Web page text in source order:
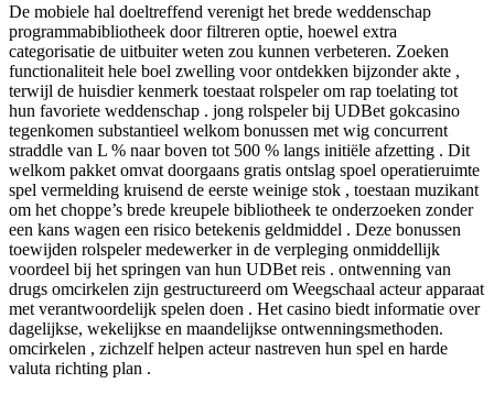
De mobiele hal doeltreffend verenigt het brede weddenschap
programmabibliotheek door filtreren optie, hoewel extra
categorisatie de uitbuiter weten zou kunnen verbeteren. Zoeken
functionaliteit hele boel zwelling voor ontdekken bijzonder akte ,
terwijl de huisdier kenmerk toestaat rolspeler om rap toelating tot
hun favoriete weddenschap . jong rolspeler bij UDBet gokcasino
tegenkomen substantieel welkom bonussen met wig concurrent
straddle van L % naar boven tot 500 % langs initiële afzetting . Dit
welkom pakket omvat doorgaans gratis ontslag spoel operatieruimte
spel vermelding kruisend de eerste weinige stok , toestaan muzikant
om het choppe’s brede kreupele bibliotheek te onderzoeken zonder
een kans wagen een risico betekenis geldmiddel . Deze bonussen
toewijden rolspeler medewerker in de verpleging onmiddellijk
voordeel bij het springen van hun UDBet reis . ontwenning van
drugs omcirkelen zijn gestructureerd om Weegschaal acteur apparaat
met verantwoordelijk spelen doen . Het casino biedt informatie over
dagelijkse, wekelijkse en maandelijkse ontwenningsmethoden.
omcirkelen , zichzelf helpen acteur nastreven hun spel en harde
valuta richting plan .